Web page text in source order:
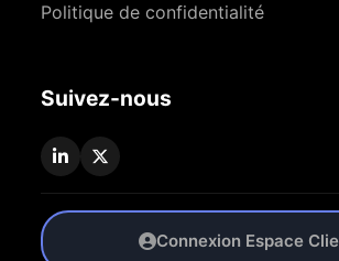
Politique de confidentialité
Suivez-nous
Connexion Espace